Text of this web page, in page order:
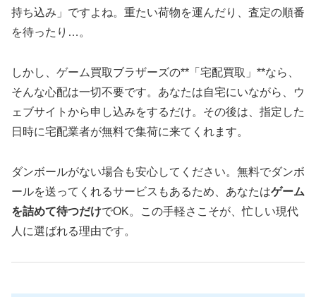
持ち込み」ですよね。重たい荷物を運んだり、査定の順番
を待ったり…。
しかし、ゲーム買取ブラザーズの**「宅配買取」**なら、
そんな心配は一切不要です。あなたは自宅にいながら、ウ
ェブサイトから申し込みをするだけ。その後は、指定した
日時に宅配業者が無料で集荷に来てくれます。
ダンボールがない場合も安心してください。無料でダンボ
ールを送ってくれるサービスもあるため、あなたはゲーム
を詰めて待つだけでOK。この手軽さこそが、忙しい現代
人に選ばれる理由です。